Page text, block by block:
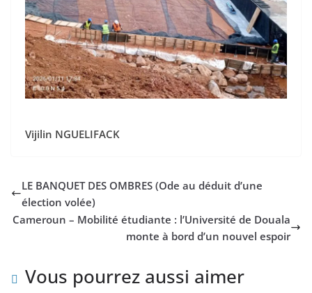
Vijilin NGUELIFACK
LE BANQUET DES OMBRES (Ode au déduit d’une
élection volée)
Cameroun – Mobilité étudiante : l’Université de Douala
monte à bord d’un nouvel espoir
Vous pourrez aussi aimer